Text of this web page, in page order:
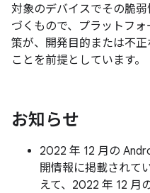
対象のデバイスでその脆
づくもので、プラットフ
策が、開発目的または不
ことを前提としています。
お知らせ
2022 年 12 月の
開情報に掲載されて
えて、2022 年 12 月